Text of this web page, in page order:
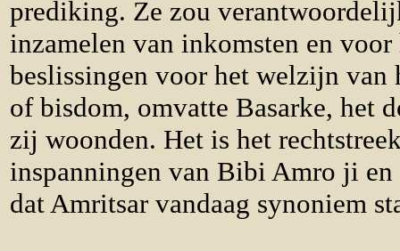
prediking. Ze zou
inzamelen van inkomsten en voor
beslissingen voor het welzijn
of bisdom, omvatte Basarke, het
zij woonden. Het is het
inspanningen van Bibi Amro ji en
dat Amritsar vandaag synoniem